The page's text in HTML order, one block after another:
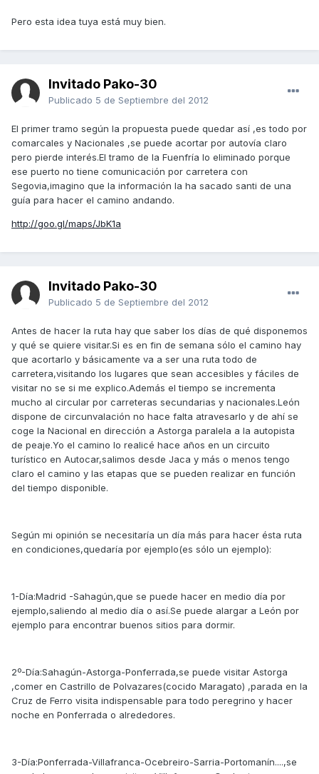
Pero esta idea tuya está muy bien.
Invitado Pako-30
Publicado 5 de Septiembre del 2012
El primer tramo según la propuesta puede quedar así ,es todo por
comarcales y Nacionales ,se puede acortar por autovía claro
pero pierde interés.El tramo de la Fuenfría lo eliminado porque
ese puerto no tiene comunicación por carretera con
Segovia,imagino que la información la ha sacado santi de una
guía para hacer el camino andando.
http://goo.gl/maps/JbK1a
Invitado Pako-30
Publicado 5 de Septiembre del 2012
Antes de hacer la ruta hay que saber los días de qué disponemos
y qué se quiere visitar.Si es en fin de semana sólo el camino hay
que acortarlo y básicamente va a ser una ruta todo de
carretera,visitando los lugares que sean accesibles y fáciles de
visitar no se si me explico.Además el tiempo se incrementa
mucho al circular por carreteras secundarias y nacionales.León
dispone de circunvalación no hace falta atravesarlo y de ahí se
coge la Nacional en dirección a Astorga paralela a la autopista
de peaje.Yo el camino lo realicé hace años en un circuito
turístico en Autocar,salimos desde Jaca y más o menos tengo
claro el camino y las etapas que se pueden realizar en función
del tiempo disponible.
Según mi opinión se necesitaría un día más para hacer ésta ruta
en condiciones,quedaría por ejemplo(es sólo un ejemplo):
1-Día:Madrid -Sahagún,que se puede hacer en medio día por
ejemplo,saliendo al medio día o así.Se puede alargar a León por
ejemplo para encontrar buenos sitios para dormir.
2º-Día:Sahagún-Astorga-Ponferrada,se puede visitar Astorga
,comer en Castrillo de Polvazares(cocido Maragato) ,parada en la
Cruz de Ferro visita indispensable para todo peregrino y hacer
noche en Ponferrada o alrededores.
3-Día:Ponferrada-Villafranca-Ocebreiro-Sarria-Portomanín....,se